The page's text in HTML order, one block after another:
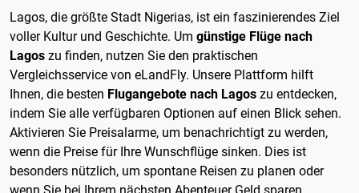
Lagos, die größte Stadt Nigerias, ist ein faszinierendes Ziel
voller Kultur und Geschichte. Um günstige Flüge nach
Lagos zu finden, nutzen Sie den praktischen
Vergleichsservice von eLandFly. Unsere Plattform hilft
Ihnen, die besten Flugangebote nach Lagos zu entdecken,
indem Sie alle verfügbaren Optionen auf einen Blick sehen.
Aktivieren Sie Preisalarme, um benachrichtigt zu werden,
wenn die Preise für Ihre Wunschflüge sinken. Dies ist
besonders nützlich, um spontane Reisen zu planen oder